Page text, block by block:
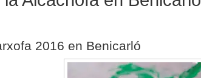
2016 en Benicarló